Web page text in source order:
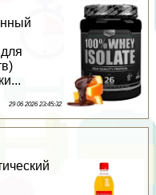
29 06 2026 23:45:32